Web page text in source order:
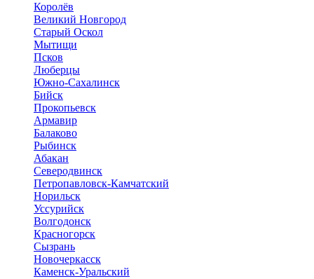
Королёв
Великий Новгород
Старый Оскол
Мытищи
Псков
Люберцы
Южно-Сахалинск
Бийск
Прокопьевск
Армавир
Балаково
Рыбинск
Абакан
Северодвинск
Петропавловск-Камчатский
Норильск
Уссурийск
Волгодонск
Красногорск
Сызрань
Новочеркасск
Каменск-Уральский